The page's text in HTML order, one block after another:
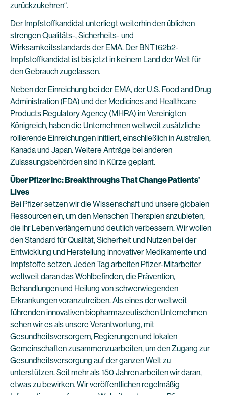
zurückzukehren“.
Der Impfstoffkandidat unterliegt weiterhin den üblichen
strengen Qualitäts-, Sicherheits- und
Wirksamkeitsstandards der EMA. Der BNT162b2-
Impfstoffkandidat ist bis jetzt in keinem Land der Welt für
den Gebrauch zugelassen.
Neben der Einreichung bei der EMA, der U.S. Food and Drug
Administration (FDA) und der Medicines and Healthcare
Products Regulatory Agency (MHRA) im Vereinigten
Königreich, haben die Unternehmen weltweit zusätzliche
rollierende Einreichungen initiiert, einschließlich in Australien,
Kanada und Japan. Weitere Anträge bei anderen
Zulassungsbehörden sind in Kürze geplant.
Über Pfizer Inc: Breakthroughs That Change Patients’
Lives
Bei Pfizer setzen wir die Wissenschaft und unsere globalen
Ressourcen ein, um den Menschen Therapien anzubieten,
die ihr Leben verlängern und deutlich verbessern. Wir wollen
den Standard für Qualität, Sicherheit und Nutzen bei der
Entwicklung und Herstellung innovativer Medikamente und
Impfstoffe setzen. Jeden Tag arbeiten Pfizer-Mitarbeiter
weltweit daran das Wohlbefinden, die Prävention,
Behandlungen und Heilung von schwerwiegenden
Erkrankungen voranzutreiben. Als eines der weltweit
führenden innovativen biopharmazeutischen Unternehmen
sehen wir es als unsere Verantwortung, mit
Gesundheitsversorgern, Regierungen und lokalen
Gemeinschaften zusammenzuarbeiten, um den Zugang zur
Gesundheitsversorgung auf der ganzen Welt zu
unterstützen. Seit mehr als 150 Jahren arbeiten wir daran,
etwas zu bewirken. Wir veröffentlichen regelmäßig